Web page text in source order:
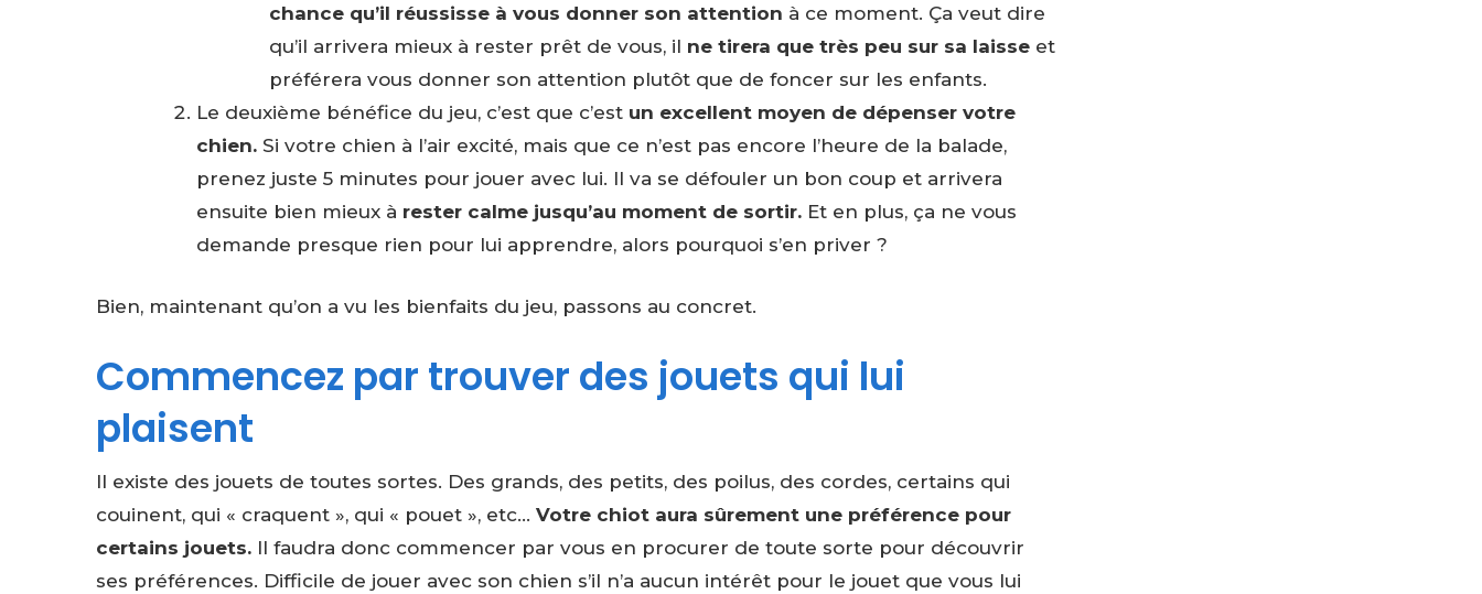
chance qu’il réussisse à vous donner son attention à ce moment. Ça veut dire
qu’il arrivera mieux à rester prêt de vous, il ne tirera que très peu sur sa laisseet
préférera vous donner son attention plutôt que de foncer sur les enfants.
Le deuxième bénéfice du jeu, c’est que c’est un excellent moyen de dépenser votre
chien. Si votre chien à l’air excité, mais que ce n’est pas encore l’heure de la balade,
prenez juste 5 minutes pour jouer avec lui. Il va se défouler un bon coup et arrivera
ensuite bien mieux à rester calme jusqu’au moment de sortir. Et en plus, ça ne vous
demande presque rien pour lui apprendre, alors pourquoi s’en priver ?
Bien, maintenant qu’on a vu les bienfaits du jeu, passons au concret.
Commencez par trouver des jouets qui lui
plaisent
Il existe des jouets de toutes sortes. Des grands, des petits, des poilus, des cordes, certains qui
couinent, qui « craquent », qui « pouet », etc… Votre chiot aura sûrement une préférence pour
certains jouets. Il faudra donc commencer par vous en procurer de toute sorte pour découvrir
ses préférences. Difficile de jouer avec son chien s’il n’a aucun intérêt pour le jouet que vous lui